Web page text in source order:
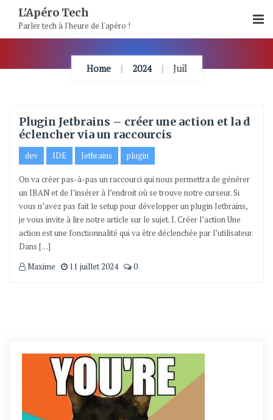
Content
L'Apéro Tech
Parler tech à l'heure de l'apéro !
Home 2024 Juil
Plugin Jetbrains – créer une action et la d
éclencher via un raccourcis
dev IDE Jetbrains plugin
On va créer pas-à-pas un raccourci qui nous permettra de générer
un IBAN et de l’insérer à l’endroit où se trouve notre curseur. Si
vous n’avez pas fait le setup pour développer un plugin Jetbrains,
je vous invite à lire notre article sur le sujet. I. Créer l’action Une
action est une fonctionnalité qui va être déclenchée par l’utilisateur.
Dans […]
Maxime
11 juillet 2024 0